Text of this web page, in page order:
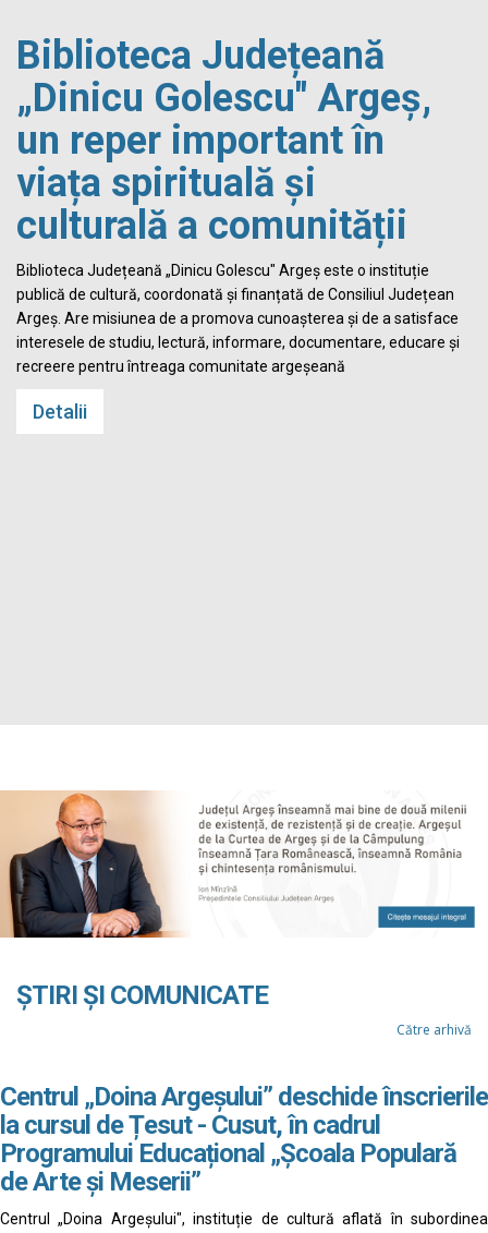
Biblioteca Județeană
„Dinicu Golescu" Argeș,
un reper important în
viața spirituală și
culturală a comunității
Biblioteca Județeană „Dinicu Golescu" Argeș este o instituție
publică de cultură, coordonată și finanțată de Consiliul Județean
Argeș. Are misiunea de a promova cunoașterea și de a satisface
interesele de studiu, lectură, informare, documentare, educare și
recreere pentru întreaga comunitate argeșeană
Detalii
ȘTIRI ȘI COMUNICATE
Către arhivă
Centrul „Doina Argeșului” deschide înscrierile
la cursul de Țesut - Cusut, în cadrul
Programului Educațional „Școala Populară
de Arte și Meserii”
Centrul „Doina Argeșului", instituție de cultură aflată în subordinea